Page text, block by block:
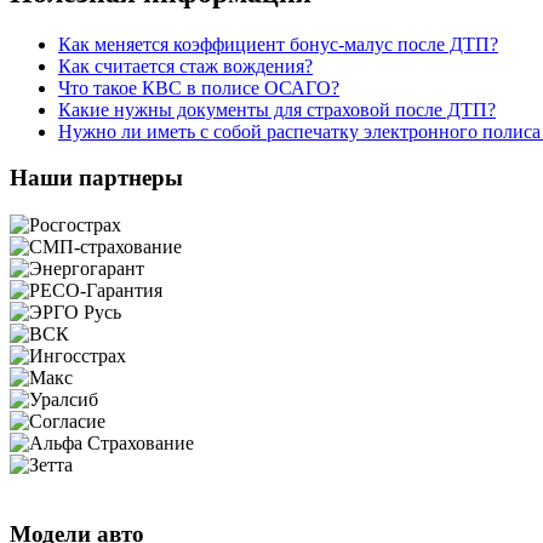
Как меняется коэффициент бонус-малус после ДТП?
Как считается стаж вождения?
Что такое КВС в полисе ОСАГО?
Какие нужны документы для страховой после ДТП?
Нужно ли иметь с собой распечатку электронного
Наши партнеры
Модели авто